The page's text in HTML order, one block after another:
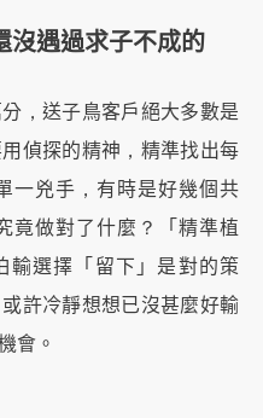
沒遇過求子不成的
，送子鳥客戶絕大多數是
偵探的精神，精準找出每
一兇手，有時是好幾個共
竟做對了什麼？「精準植
輸選擇「留下」是對的策
許冷靜想想已沒甚麼好輸
會。